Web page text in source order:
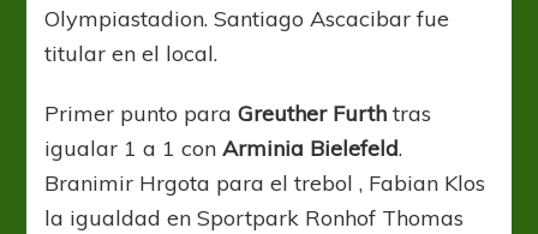
Olympiastadion. Santiago Ascacibar fue
titular en el local.
Primer punto paraGreuther Furth tras
igualar 1 a 1 con Arminia Bielefeld.
Branimir Hrgota para el trebol , Fabian Klos
la igualdad en Sportpark Ronhof Thomas